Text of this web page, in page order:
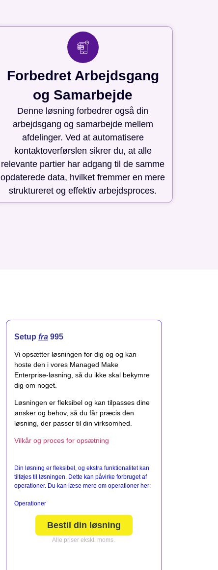
Forbedret Arbejdsgang
og Samarbejde
Denne løsning forbedrer også din
arbejdsgang og samarbejde mellem
afdelinger. Ved at automatisere
kontaktoverførslen sikrer du, at alle
relevante partier har adgang til de samme
opdaterede data, hvilket fremmer en mere
struktureret og effektiv arbejdsproces.
Setup fra 995
Vi opsætter løsningen for dig og og kan
hoste den i vores Managed Make
Enterprise-løsning, så du ikke skal bekymre
dig om noget.
Løsningen er fleksibel og kan tilpasses dine
ønsker og behov, så du får præcis den
løsning, der passer til din virksomhed.
Vilkår og proces for opsætning
Din løsning er fleksibel, og ekstra funktionalitet kan
tilføjes til løsningen. Dette kan påvirke forbruget af
operationer. Du kan læse mere om operationer her:
Operationer
Bestil din løsning
Alle priser ekskl. moms.